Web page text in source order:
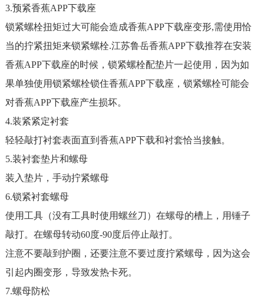
3.预紧香蕉APP下载座
锁紧螺栓扭矩过大可能会造成香蕉APP下载座变形,需使用恰
当的拧紧扭矩来锁紧螺栓.江苏鲁岳香蕉APP下载推荐在安装
香蕉APP下载座的时候，锁紧螺栓配垫片一起使用，因为如
果单独使用锁紧螺栓锁住香蕉APP下载座，锁紧螺栓可能会
对香蕉APP下载座产生损坏。
4.装紧紧定衬套
轻轻敲打衬套表面直到香蕉APP下载和衬套恰当接触。
5.装衬套垫片和螺母
装入垫片，手动拧紧螺母
6.锁紧衬套螺母
使用工具（没有工具时使用螺丝刀）在螺母的槽上，用锤子
敲打。在螺母转动60度-90度后停止敲打。
注意不要敲到护圈，还要注意不要过度拧紧螺母，因为这会
引起内圈变形，导致发热卡死。
7.螺母防松